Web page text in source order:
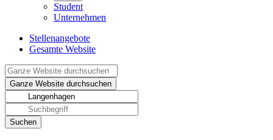
Student
Unternehmen
Stellenangebote
Gesamte Website